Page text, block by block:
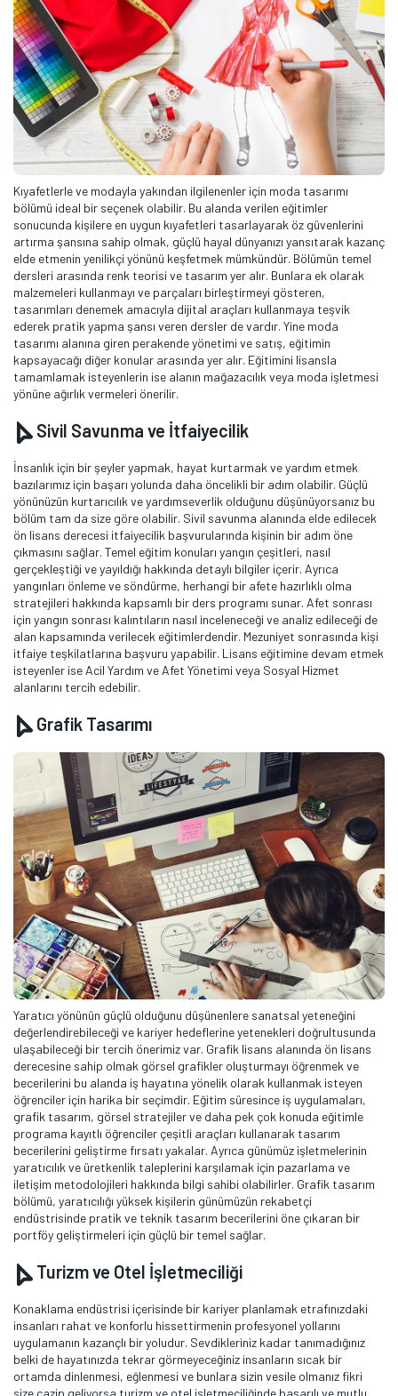
Kıyafetlerle ve modayla yakından ilgilenenler için moda tasarımı
bölümü ideal bir seçenek olabilir. Bu alanda verilen eğitimler
sonucunda kişilere en uygun kıyafetleri tasarlayarak öz güvenlerini
artırma şansına sahip olmak, güçlü hayal dünyanızı yansıtarak kazanç
elde etmenin yenilikçi yönünü keşfetmek mümkündür. Bölümün temel
dersleri arasında renk teorisi ve tasarım yer alır. Bunlara ek olarak
malzemeleri kullanmayı ve parçaları birleştirmeyi gösteren,
tasarımları denemek amacıyla dijital araçları kullanmaya teşvik
ederek pratik yapma şansı veren dersler de vardır. Yine moda
tasarımı alanına giren perakende yönetimi ve satış, eğitimin
kapsayacağı diğer konular arasında yer alır. Eğitimini lisansla
tamamlamak isteyenlerin ise alanın mağazacılık veya moda işletmesi
yönüne ağırlık vermeleri önerilir.
Sivil Savunma ve İtfaiyecilik
İnsanlık için bir şeyler yapmak, hayat kurtarmak ve yardım etmek
bazılarımız için başarı yolunda daha öncelikli bir adım olabilir. Güçlü
yönünüzün kurtarıcılık ve yardımseverlik olduğunu düşünüyorsanız bu
bölüm tam da size göre olabilir. Sivil savunma alanında elde edilecek
ön lisans derecesi itfaiyecilik başvurularında kişinin bir adım öne
çıkmasını sağlar. Temel eğitim konuları yangın çeşitleri, nasıl
gerçekleştiği ve yayıldığı hakkında detaylı bilgiler içerir. Ayrıca
yangınları önleme ve söndürme, herhangi bir afete hazırlıklı olma
stratejileri hakkında kapsamlı bir ders programı sunar. Afet sonrası
için yangın sonrası kalıntıların nasıl inceleneceği ve analiz edileceği de
alan kapsamında verilecek eğitimlerdendir. Mezuniyet sonrasında kişi
itfaiye teşkilatlarına başvuru yapabilir. Lisans eğitimine devam etmek
isteyenler ise Acil Yardım ve Afet Yönetimi veya Sosyal Hizmet
alanlarını tercih edebilir.
Grafik Tasarımı
Yaratıcı yönünün güçlü olduğunu düşünenlere sanatsal yeteneğini
değerlendirebileceği ve kariyer hedeflerine yetenekleri doğrultusunda
ulaşabileceği bir tercih önerimiz var. Grafik lisans alanında ön lisans
derecesine sahip olmak görsel grafikler oluşturmayı öğrenmek ve
becerilerini bu alanda iş hayatına yönelik olarak kullanmak isteyen
öğrenciler için harika bir seçimdir. Eğitim süresince iş uygulamaları,
grafik tasarım, görsel stratejiler ve daha pek çok konuda eğitimle
programa kayıtlı öğrenciler çeşitli araçları kullanarak tasarım
becerilerini geliştirme fırsatı yakalar. Ayrıca günümüz işletmelerinin
yaratıcılık ve üretkenlik taleplerini karşılamak için pazarlama ve
iletişim metodolojileri hakkında bilgi sahibi olabilirler. Grafik tasarım
bölümü, yaratıcılığı yüksek kişilerin günümüzün rekabetçi
endüstrisinde pratik ve teknik tasarım becerilerini öne çıkaran bir
portföy geliştirmeleri için güçlü bir temel sağlar.
Turizm ve Otel İşletmeciliği
Konaklama endüstrisi içerisinde bir kariyer planlamak etrafınızdaki
insanları rahat ve konforlu hissettirmenin profesyonel yollarını
uygulamanın kazançlı bir yoludur. Sevdikleriniz kadar tanımadığınız
belki de hayatınızda tekrar görmeyeceğiniz insanların sıcak bir
ortamda dinlenmesi, eğlenmesi ve bunlara sizin vesile olmanız fikri